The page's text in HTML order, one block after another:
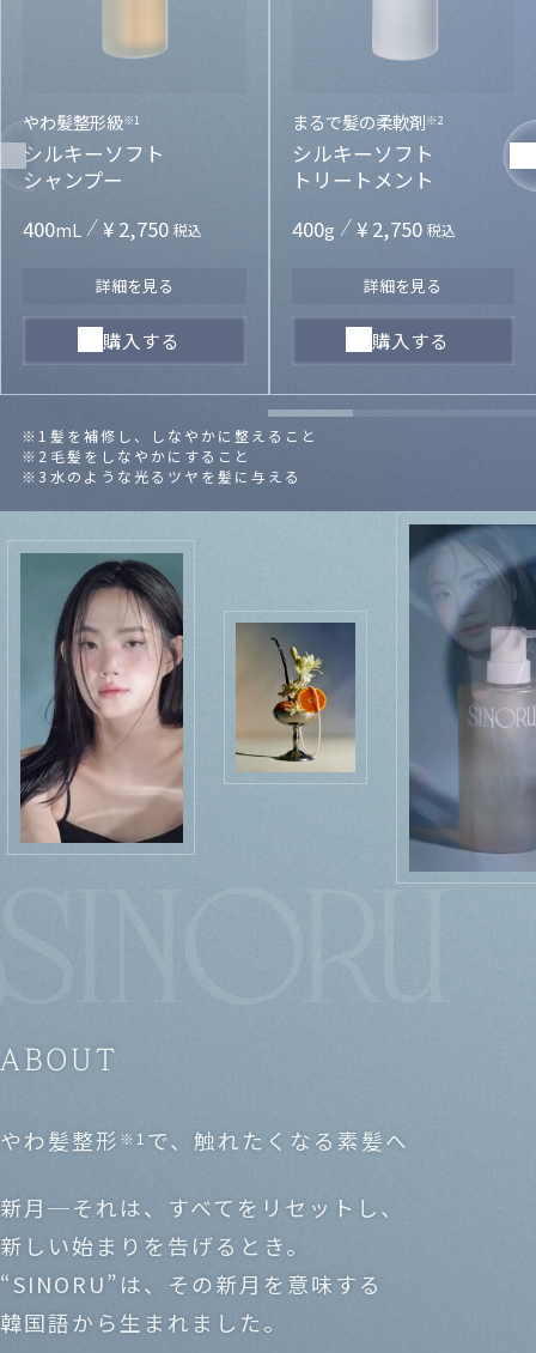
やわ髪整形級※1
シルキーソフト
シャンプー
400mL ¥ 2,750税込
詳細を見る
購入する
まるで髪の柔軟剤※2
シルキーソフト
トリートメント
400g ¥ 2,750 税込
詳細を見る
購入する
※1 髪を補修し、しなやかに整えること
※2 毛髪をしなやかにすること
※3 水のような光るツヤを髪に与える
ABOUT
やわ髪整形 ※1 で、触れたくなる素髪へ
新月─それは、すべてをリセットし、
新しい始まりを告げるとき。
“SINORU”は、その新月を意味する
韓国語から生まれました。